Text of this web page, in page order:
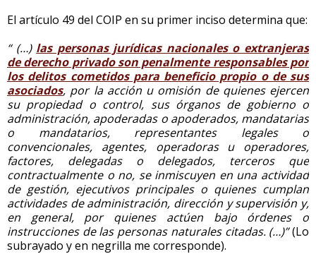
El artículo 49 del COIP en su primer inciso determina que:
“ (…) las personas jurídicas nacionales o extranjeras
de derecho privado son penalmente responsables por
los delitos cometidos para beneficio propio o de sus
asociados, por la acción u omisión de quienes ejercen
su propiedad o control, sus órganos de gobierno o
administración, apoderadas o apoderados, mandatarias
o mandatarios, representantes legales o
convencionales, agentes, operadoras u operadores,
factores, delegadas o delegados, terceros que
contractualmente o no, se inmiscuyen en una actividad
de gestión, ejecutivos principales o quienes cumplan
actividades de administración, dirección y supervisión y,
en general, por quienes actúen bajo órdenes o
instrucciones de las personas naturales citadas. (…)”(Lo
subrayado y en negrilla me corresponde).